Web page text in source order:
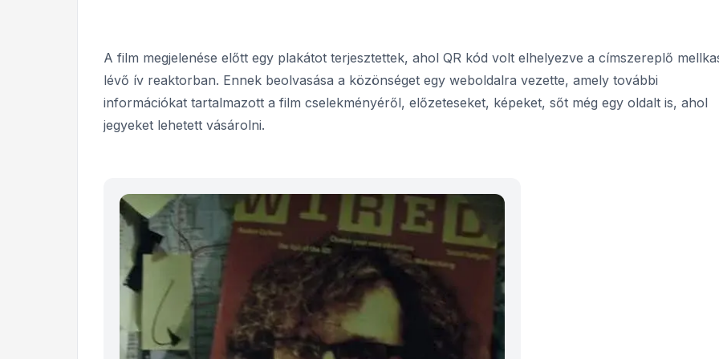
A film megjelenése előtt egy plakátot terjesztettek, ahol QR kód volt elhelyezve a címszereplő
lévő ív reaktorban. Ennek beolvasása a közönséget egy weboldalra vezette, amely további
információkat tartalmazott a film cselekményéről, előzeteseket, képeket, sőt még egy oldalt is, ahol
jegyeket lehetett vásárolni.